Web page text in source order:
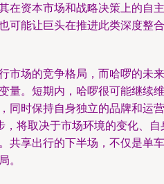
在资本市场和战略决策上的自主
可能让巨头在推进此类深度整合
市场的竞争格局，而哈啰的未来
量。短期内，哈啰很可能继续维
同时保持自身独立的品牌和运营
，将取决于市场环境的变化、自
共享出行的下半场，不仅是单车
。